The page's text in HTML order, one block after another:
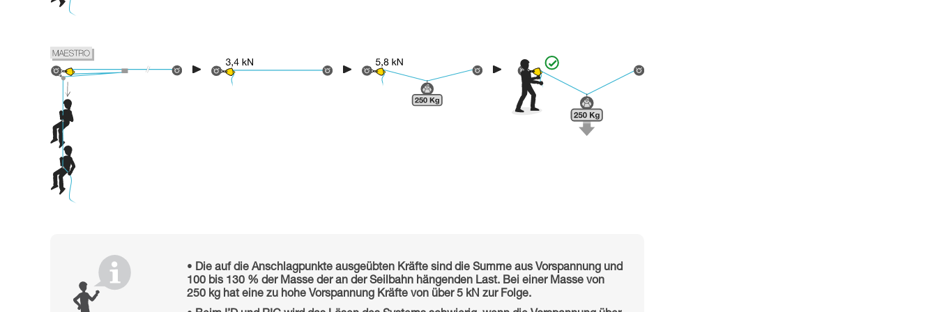
Die auf die Anschlagpunkte ausgeübten Kräfte sind die Summe aus Vorspannung und
100 bis 130 % der Masse der an der Seilbahn hängenden Last. Bei einer Masse von
250 kg hat eine zu hohe Vorspannung Kräfte von über 5 kN zur Folge.